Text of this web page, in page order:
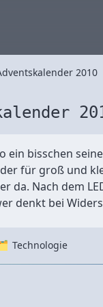
2010
ein bisschen
für groß und
da. Nach dem
denkt bei
Technologie